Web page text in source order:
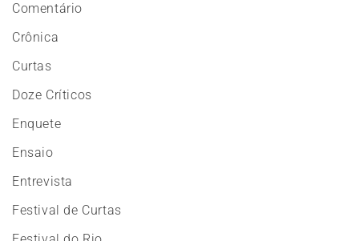
Comentário
Crônica
Curtas
Doze Críticos
Enquete
Ensaio
Entrevista
Festival de Curtas